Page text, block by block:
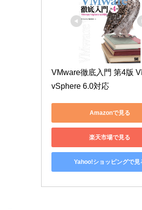
VMware徹底入門 第4版
vSphere 6.0対応
Amazonで見る
楽天市場で見る
Yahoo!ショッピングで見